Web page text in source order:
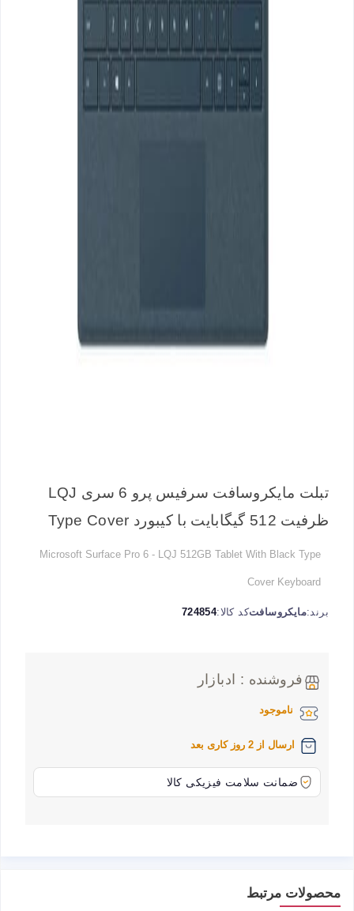
تبلت مایکروسافت سرفیس پرو 6 سری LQJ
ظرفیت 512 گیگابایت با کیبورد Type Cover
Microsoft Surface Pro 6 - LQJ 512GB Tablet With Black Type
Cover Keyboard
برند:مایکروسافتکد کالا:724854
فروشنده : ادبازار
ناموجود
ارسال از 2 روز کاری بعد
ضمانت سلامت فیزیکی کالا
محصولات مرتبط